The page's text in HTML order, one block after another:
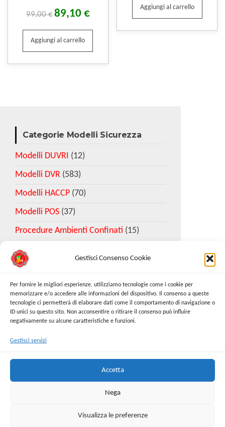
Gestisci Consenso Cookie
Per fornire le migliori esperienze, utilizziamo tecnologie come i cookie per
memorizzare e/o accedere alle informazioni del dispositivo. Il consenso a queste
tecnologie ci permetterà di elaborare dati come il comportamento di navigazione o
ID unici su questo sito. Non acconsentire o ritirare il consenso può influire
negativamente su alcune caratteristiche e funzioni.
Gestisci servizi
Accetta
Nega
Visualizza le preferenze
99,00€89,10 €
Aggiungi al carrello
Aggiungi al carrello
Categorie Modelli Sicurezza
Modelli DUVRI (12)
Modelli DVR (583)
Modelli HACCP (70)
Modelli POS (37)
Procedure Ambienti Confinati (15)
Richiedi Modello